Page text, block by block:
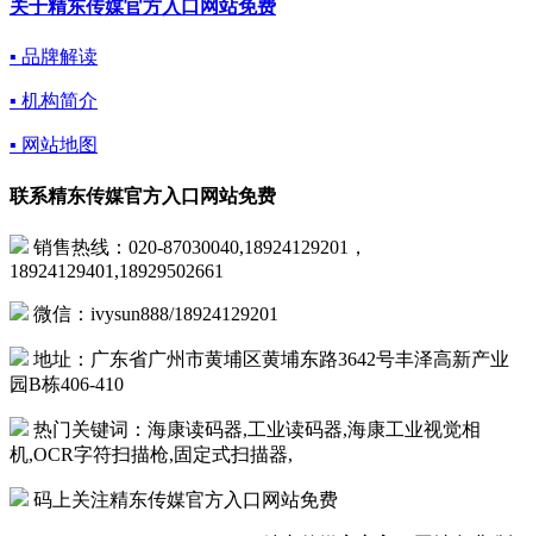
关于精东传媒官方入口网站免费
▪ 品牌解读
▪ 机构简介
▪ 网站地图
联系精东传媒官方入口网站免费
销售热线：020-87030040,18924129201，
18924129401,18929502661
微信：ivysun888/18924129201
地址：广东省广州市黄埔区黄埔东路3642号丰泽高新产业
园B栋406-410
热门关键词：海康读码器,工业读码器,海康工业视觉相
机,OCR字符扫描枪,固定式扫描器,
码上关注精东传媒官方入口网站免费